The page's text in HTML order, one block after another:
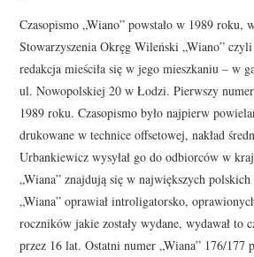
„WIANO”
MUZEUM AK „WIANO”
CZASOPISMO „WIANO”
FILMY
Czasopismo „Wiano” powstało w 1989 roku,
Stowarzyszenia Okręg Wileński „Wiano”
redakcja mieściła się w jego mieszkaniu – w
ul. Nowopolskiej 20 w Łodzi. Pierwszy numer
1989 roku. Czasopismo było najpierw
drukowane w technice offsetowej, nakład
Urbankiewicz wysyłał go do odbiorców w
„Wiana” znajdują się w największych
„Wiana” oprawiał introligatorsko,
roczników jakie zostały wydane, wydawał to
przez 16 lat. Ostatni numer „Wiana” 176/177